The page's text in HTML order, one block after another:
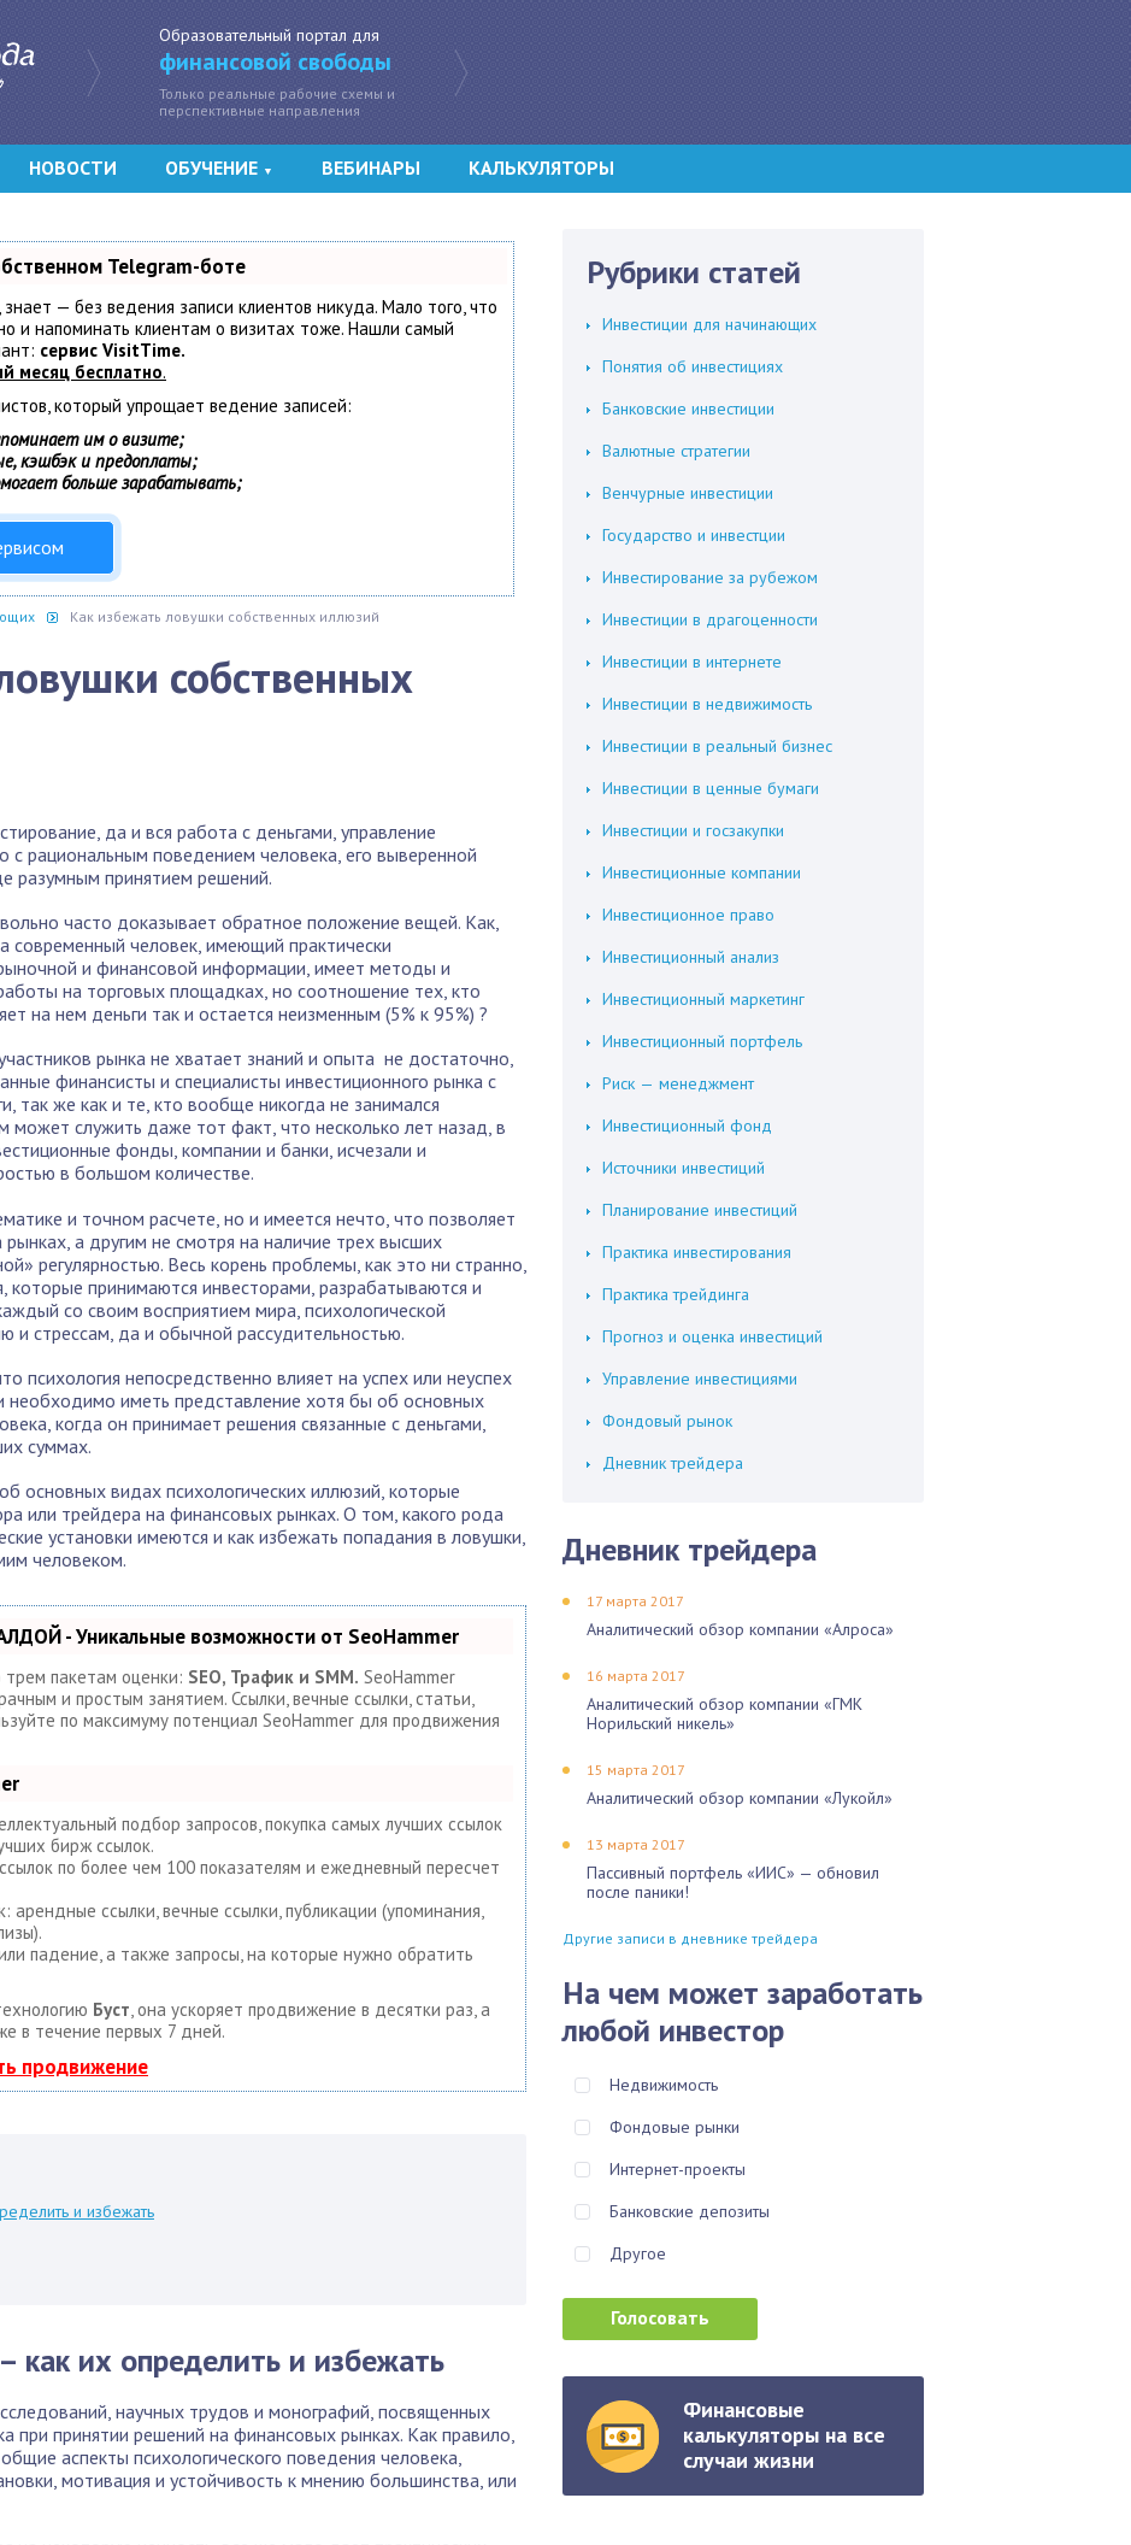
Образовательный портал для
финансовой свободы
Только реальные рабочие схемы и
перспективные направления
НОВОСТИ ОБУЧЕНИЕ ▼ ВЕБИНАРЫ КАЛЬКУЛЯТОРЫ
Telegram-боте
— без ведения записи клиентов никуда. Мало того, что
и напоминать клиентам о визитах тоже. Нашли самый
сервис VisitTime.
месяц бесплатно.
который упрощает ведение записей:
им о визите;
кэшбэк и предоплаты;
больше зарабатывать;
Как избежать ловушки собственных иллюзий
собственных
да и вся работа с деньгами, управление
с рациональным поведением человека, его выверенной
разумным принятием решений.
часто доказывает обратное положение вещей. Как,
современный человек, имеющий практически
и финансовой информации, имеет методы и
на торговых площадках, но соотношение тех, кто
на нем деньги так и остается неизменным (5% к 95%) ?
рынка не хватает знаний и опыта не достаточно,
финансисты и специалисты инвестиционного рынка с
так же как и те, кто вообще никогда не занимался
может служить даже тот факт, что несколько лет назад, в
фонды, компании и банки, исчезали и
в большом количестве.
и точном расчете, но и имеется нечто, что позволяет
а другим не смотря на наличие трех высших
регулярностью. Весь корень проблемы, как это ни странно,
которые принимаются инвесторами, разрабатываются и
со своим восприятием мира, психологической
и стрессам, да и обычной рассудительностью.
психология непосредственно влияет на успех или неуспех
необходимо иметь представление хотя бы об основных
когда он принимает решения связанные с деньгами,
суммах.
основных видах психологических иллюзий, которые
или трейдера на финансовых рынках. О том, какого рода
установки имеются и как избежать попадания в ловушки,
человеком.
- Уникальные возможности от SeoHammer
пакетам оценки: SEO, Трафик и SMM. SeoHammer
и простым занятием. Ссылки, вечные ссылки, статьи,
по максимуму потенциал SeoHammer для продвижения
подбор запросов, покупка самых лучших ссылок
бирж ссылок.
по более чем 100 показателям и ежедневный пересчет
ссылки, вечные ссылки, публикации (упоминания,
падение, а также запросы, на которые нужно обратить
Буст, она ускоряет продвижение в десятки раз, а
в течение первых 7 дней.
продвижение
и избежать
как их определить и избежать
научных трудов и монографий, посвященных
при принятии решений на финансовых рынках. Как правило,
аспекты психологического поведения человека,
мотивация и устойчивость к мнению большинства, или
Рубрики статей
Инвестиции для начинающих
Понятия об инвестициях
Банковские инвестиции
Валютные стратегии
Венчурные инвестиции
Государство и инвестции
Инвестирование за рубежом
Инвестиции в драгоценности
Инвестиции в интернете
Инвестиции в недвижимость
Инвестиции в реальный бизнес
Инвестиции в ценные бумаги
Инвестиции и госзакупки
Инвестиционные компании
Инвестиционное право
Инвестиционный анализ
Инвестиционный маркетинг
Инвестиционный портфель
Риск — менеджмент
Инвестиционный фонд
Источники инвестиций
Планирование инвестиций
Практика инвестирования
Практика трейдинга
Прогноз и оценка инвестиций
Управление инвестициями
Фондовый рынок
Дневник трейдера
Дневник трейдера
17 марта 2017
Аналитический обзор компании «Алроса»
16 марта 2017
Аналитический обзор компании «ГМК
Норильский никель»
15 марта 2017
Аналитический обзор компании «Лукойл»
13 марта 2017
Пассивный портфель «ИИС» — обновил
после паники!
Другие записи в дневнике трейдера
На чем может заработать
любой инвестор
Недвижимость
Фондовые рынки
Интернет-проекты
Банковские депозиты
Другое
Финансовые
калькуляторы на все
случаи жизни